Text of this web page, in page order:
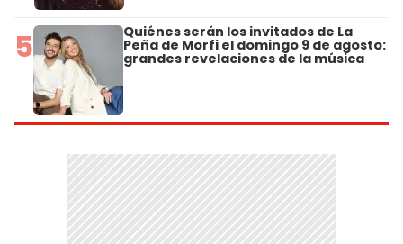
5 Quiénes serán los invitados de La
Peña de Morfi el domingo 9 de agosto:
grandes revelaciones de la música